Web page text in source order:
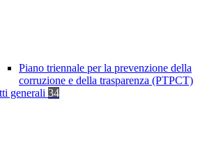
Piano triennale per la prevenzione della
corruzione e della trasparenza (PTPCT)
generali 34